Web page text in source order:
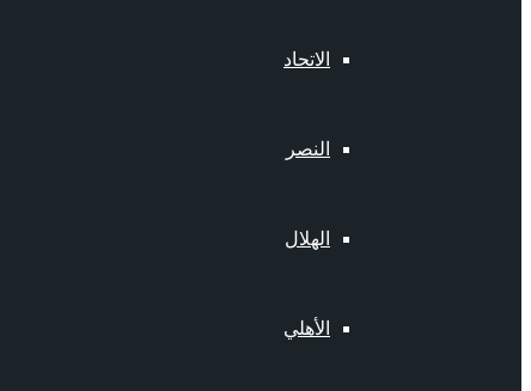
الاتحاد
النصر
الهلال
الأهلي